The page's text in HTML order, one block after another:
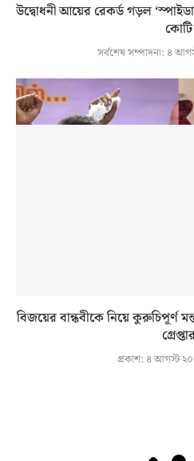
উদ্বোধনী আয়ের রেকর্ড গড়ল
কোটি
সর্বশেষ সম্পাদনা: ৪
বিজয়ের বান্ধবীকে নিয়ে কুরুচিপূর্ণ
প্রকাশ: ৪ আগস্ট